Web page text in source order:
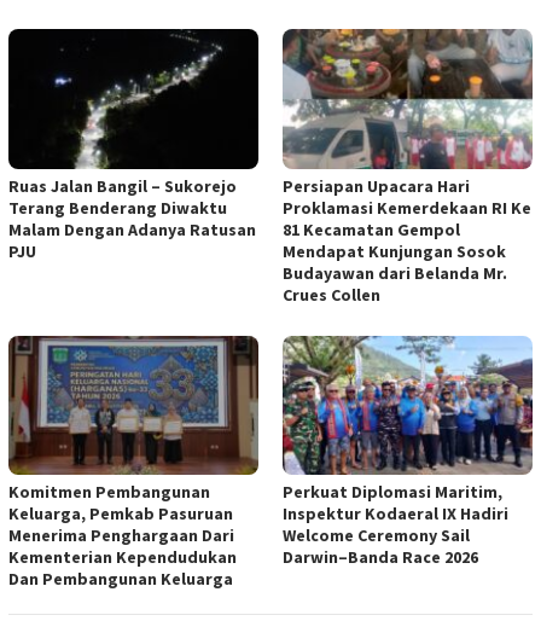
Ruas Jalan Bangil – Sukorejo
Terang Benderang Diwaktu
Malam Dengan Adanya Ratusan
PJU
Persiapan Upacara Hari
Proklamasi Kemerdekaan RI Ke
81 Kecamatan Gempol
Mendapat Kunjungan Sosok
Budayawan dari Belanda Mr.
Crues Collen
Komitmen Pembangunan
Keluarga, Pemkab Pasuruan
Menerima Penghargaan Dari
Kementerian Kependudukan
Dan Pembangunan Keluarga
Perkuat Diplomasi Maritim,
Inspektur Kodaeral IX Hadiri
Welcome Ceremony Sail
Darwin–Banda Race 2026